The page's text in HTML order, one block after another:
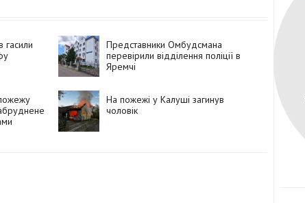
гасили
Представники Омбудсмана
перевірили відділення поліції в
Яремчі
На пожежі у Калуші загинув
чоловік